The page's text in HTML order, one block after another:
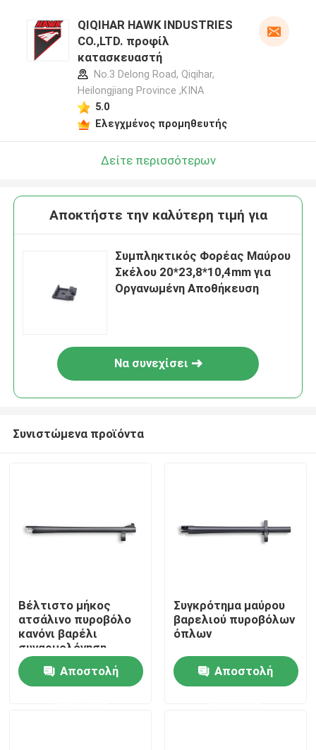
Σπίτι
QIQIHAR HAWK INDUSTRIES
CO.,LTD. προφίλ
κατασκευαστή
No.3 Delong Road, Qiqihar,
Heilongjiang Province ,ΚΙΝΑ
5.0
Ελεγχμένος προμηθευτής
Δείτε περισσότερων
Αποκτήστε την καλύτερη τιμή για
Συμπληκτικός Φορέας Μαύρου
Σκέλου 20*23,8*10,4mm για
Οργανωμένη Αποθήκευση
Να συνεχίσει
Συνιστώμενα προϊόντα
Βέλτιστο μήκος
ατσάλινο πυροβόλο
κανόνι βαρέλι
συναρμολόγηση
425mm 16,73 "βαρύ
φορτίοΑποστολή
Συγκρότημα μαύρου
βαρελιού πυροβόλων
όπλων
Αποστολή